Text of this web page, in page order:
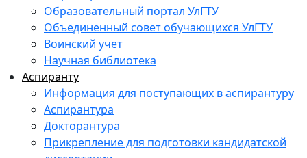
Образовательный портал УлГТУ
Объединенный совет обучающихся УлГТУ
Воинский учет
Научная библиотека
Аспиранту
Информация для поступающих в аспирантуру
Аспирантура
Докторантура
Прикрепление для подготовки кандидатской